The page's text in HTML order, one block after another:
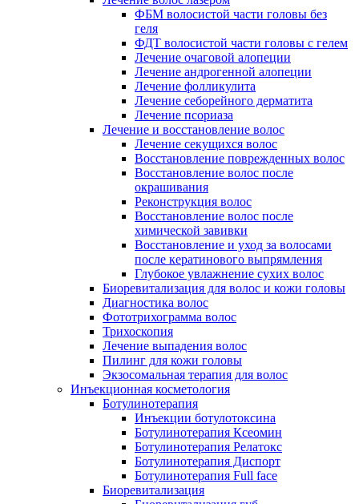
ФБМ волосистой части головы без
геля
ФДТ волосистой части головы с гелем
Лечение очаговой алопеции
Лечение андрогенной алопеции
Лечение фолликулита
Лечение себорейного дерматита
Лечение псориаза
Лечение и восстановление волос
Лечение секущихся волос
Восстановление поврежденных волос
Восстановление волос после
окрашивания
Реконструкция волос
Восстановление волос после
химической завивки
Восстановление и уход за волосами
после кератинового выпрямления
Глубокое увлажнение сухих волос
Биоревитализация для волос и кожи головы
Диагностика волос
Фототрихограмма волос
Трихоскопия
Лечение выпадения волос
Пилинг для кожи головы
Экзосомальная терапия для волос
Инъекционная косметология
Ботулинотерапия
Инъекции ботулотоксина
Ботулинотерапия Ксеомин
Ботулинотерапия Релатокс
Ботулинотерапия Диспорт
Ботулинотерапия Full face
Биоревитализация